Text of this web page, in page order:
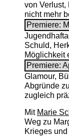
von Verlust,
nicht mehr
Premiere:
Schuld,
Möglichkeit
Premiere:
Glamour,
Abgründe
zugleich
Mit Marie
Weg zu
Krieges